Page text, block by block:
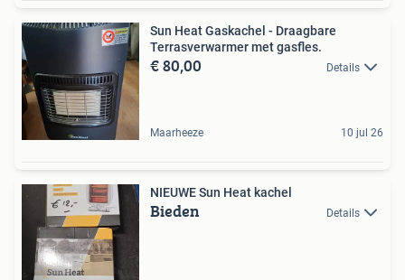
Sun Heat Gaskachel - Draagbare
Terrasverwarmer met gasfles.
€ 80,00 Details
Maarheeze 10 jul 26
NIEUWE Sun Heat kachel
Bieden Details